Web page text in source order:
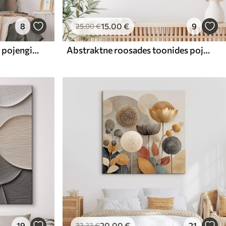
8
Kaunite valgete ja roosade pojengide kimbu maalimine klaasvaasis puidust lauale
25.00€15.00 € 9
Abstraktne roosades toonides pojengide kimp